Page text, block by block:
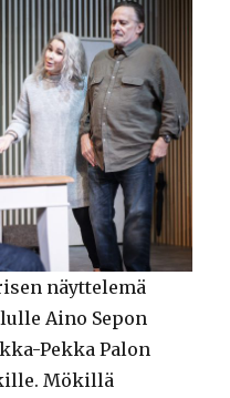
näyttelemä
Aino Sepon
Pekka Palon
Mökillä